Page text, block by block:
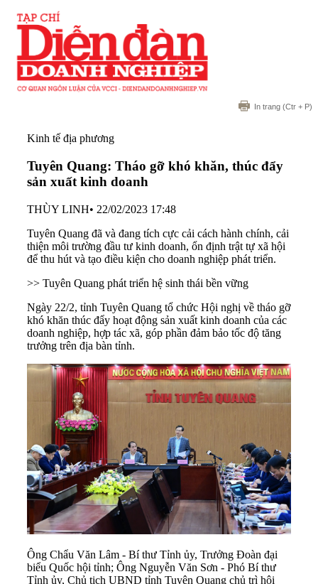
In trang (Ctr + P)
Kinh tế địa phương
Tuyên Quang: Tháo gỡ khó khăn, thúc đẩy
sản xuất kinh doanh
THÙY LINH• 22/02/2023 17:48
Tuyên Quang đã và đang tích cực cải cách hành chính, cải
thiện môi trường đầu tư kinh doanh, ổn định trật tự xã hội
để thu hút và tạo điều kiện cho doanh nghiệp phát triển.
>> Tuyên Quang phát triển hệ sinh thái bền vững
Ngày 22/2, tỉnh Tuyên Quang tổ chức Hội nghị về tháo gỡ
khó khăn thúc đẩy hoạt động sản xuất kinh doanh của các
doanh nghiệp, hợp tác xã, góp phần đảm bảo tốc độ tăng
trưởng trên địa bàn tỉnh.
Ông Chẩu Văn Lâm - Bí thư Tỉnh ủy, Trưởng Đoàn đại
biểu Quốc hội tỉnh; Ông Nguyễn Văn Sơn - Phó Bí thư
Tỉnh ủy, Chủ tịch UBND tỉnh Tuyên Quang chủ trì hội